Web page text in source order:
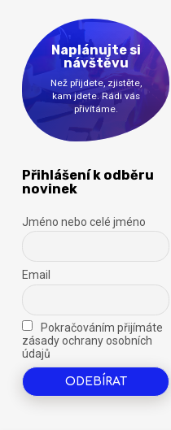
Naplánujte si
návštěvu
Než přijdete, zjistěte,
kam jdete. Rádi vás
přivítáme.
Přihlášení k odběru
novinek
Jméno nebo celé jméno
Email
Pokračováním přijímáte
zásady ochrany osobních
údajů